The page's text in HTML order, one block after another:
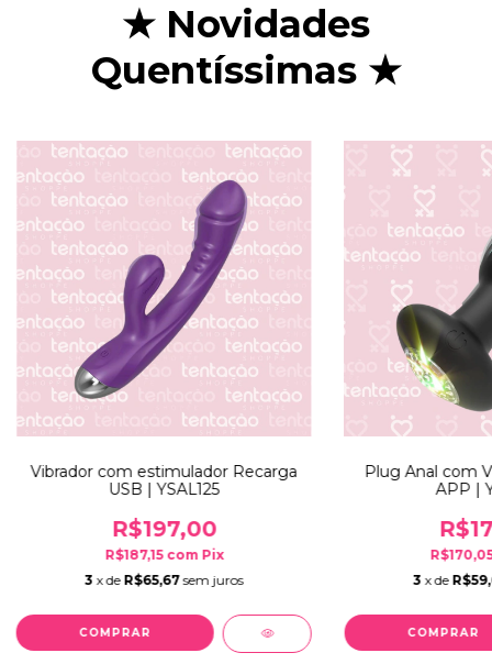
★ Novidades
Quentíssimas ★
Vibrador com estimulador Recarga
USB | YSAL125
R$197,00
R$187,15 com Pix
3 x de R$65,67 sem juros
Plug Anal com
APP |
3 x de